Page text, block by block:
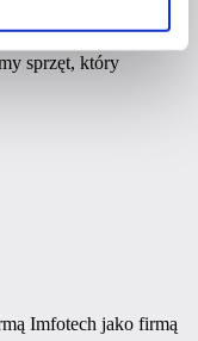
do
sprzęt, który
Imfotech jako firmą